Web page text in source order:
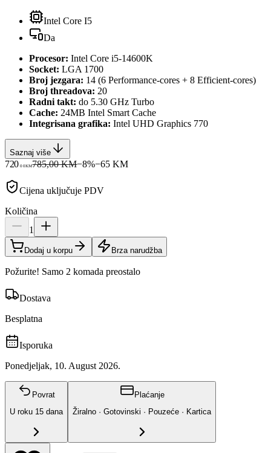
Intel Core I5
Da
Procesor: Intel Core i5-14600K
Socket: LGA 1700
Broj jezgara: 14 (6 Performance-cores + 8 Efficient-cores)
Broj threadova: 20
Radni takt: do 5.30 GHz Turbo
Cache: 24MB Intel Smart Cache
Integrisana grafika: Intel UHD Graphics 770
Saznaj više
720 00KM785,00 KM−8%−65 KM
Cijena uključuje PDV
Količina
1
Dodaj u korpu Brza narudžba
Požurite! Samo 2 komada preostalo
Dostava
Besplatna
Isporuka
Ponedjeljak, 10. August 2026.
Povrat
U roku 15 dana
Plaćanje
Žiralno · Gotovinski · Pouzeće · Kartica